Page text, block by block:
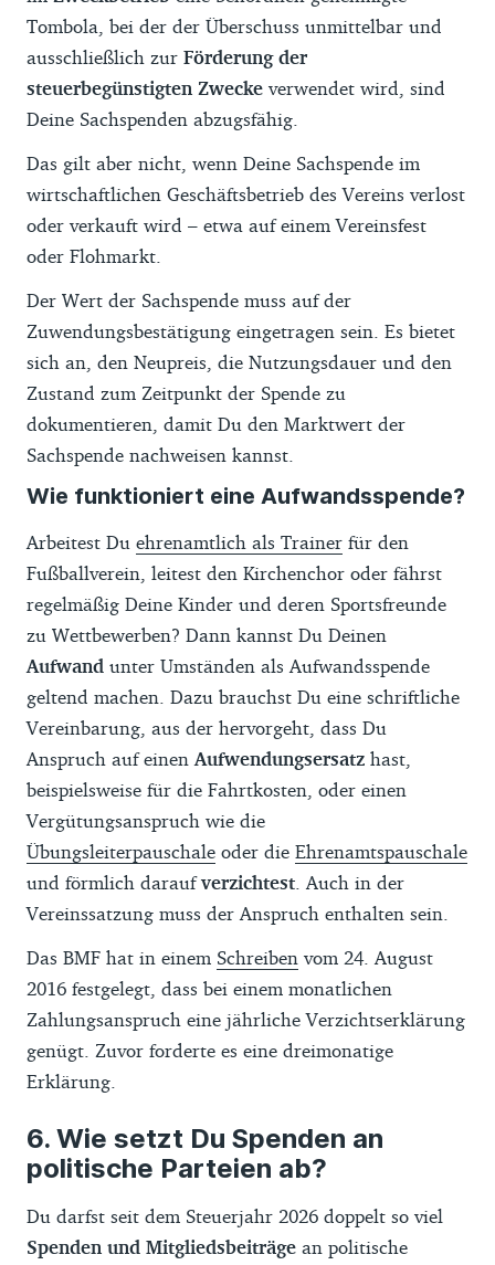
Tombola, bei der der Überschuss unmittelbar und
ausschließlich zur Förderung der
steuerbegünstigten Zwecke verwendet wird, sind
Deine Sachspenden abzugsfähig.
Das gilt aber nicht, wenn Deine Sachspende im
wirtschaftlichen Geschäftsbetrieb des Vereins verlost
oder verkauft wird – etwa auf einem Vereinsfest
oder Flohmarkt.
Der Wert der Sachspende muss auf der
Zuwendungsbestätigung eingetragen sein. Es bietet
sich an, den Neupreis, die Nutzungsdauer und den
Zustand zum Zeitpunkt der Spende zu
dokumentieren, damit Du den Marktwert der
Sachspende nachweisen kannst.
Wie funktioniert eine Aufwandsspende?
Arbeitest Du ehrenamtlich als Trainer für den
Fußballverein, leitest den Kirchenchor oder fährst
regelmäßig Deine Kinder und deren Sportsfreunde
zu Wettbewerben? Dann kannst Du Deinen
Aufwand unter Umständen als Aufwandsspende
geltend machen. Dazu brauchst Du eine schriftliche
Vereinbarung, aus der hervorgeht, dass Du
Anspruch auf einen Aufwendungsersatz hast,
beispielsweise für die Fahrtkosten, oder einen
Vergütungsanspruch wie die
Übungsleiterpauschale oder die Ehrenamtspauschale
und förmlich daraufverzichtest . Auch in der
Vereinssatzung muss der Anspruch enthalten sein.
Das BMF hat in einem Schreiben vom 24. August
2016 festgelegt, dass bei einem monatlichen
Zahlungsanspruch eine jährliche Verzichtserklärung
genügt. Zuvor forderte es eine dreimonatige
Erklärung.
Wie setzt Du Spenden an
politische Parteien ab?
Du darfst seit dem Steuerjahr 2026 doppelt so viel
Spenden und Mitgliedsbeiträge an politische